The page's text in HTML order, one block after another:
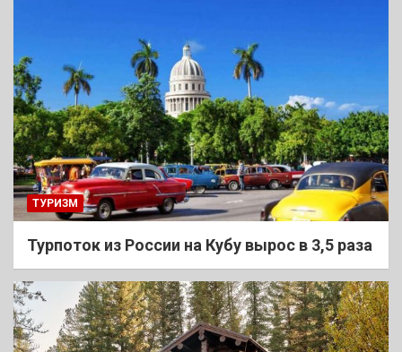
ТУРИЗМ
Турпоток из России на Кубу вырос в 3,5 раза